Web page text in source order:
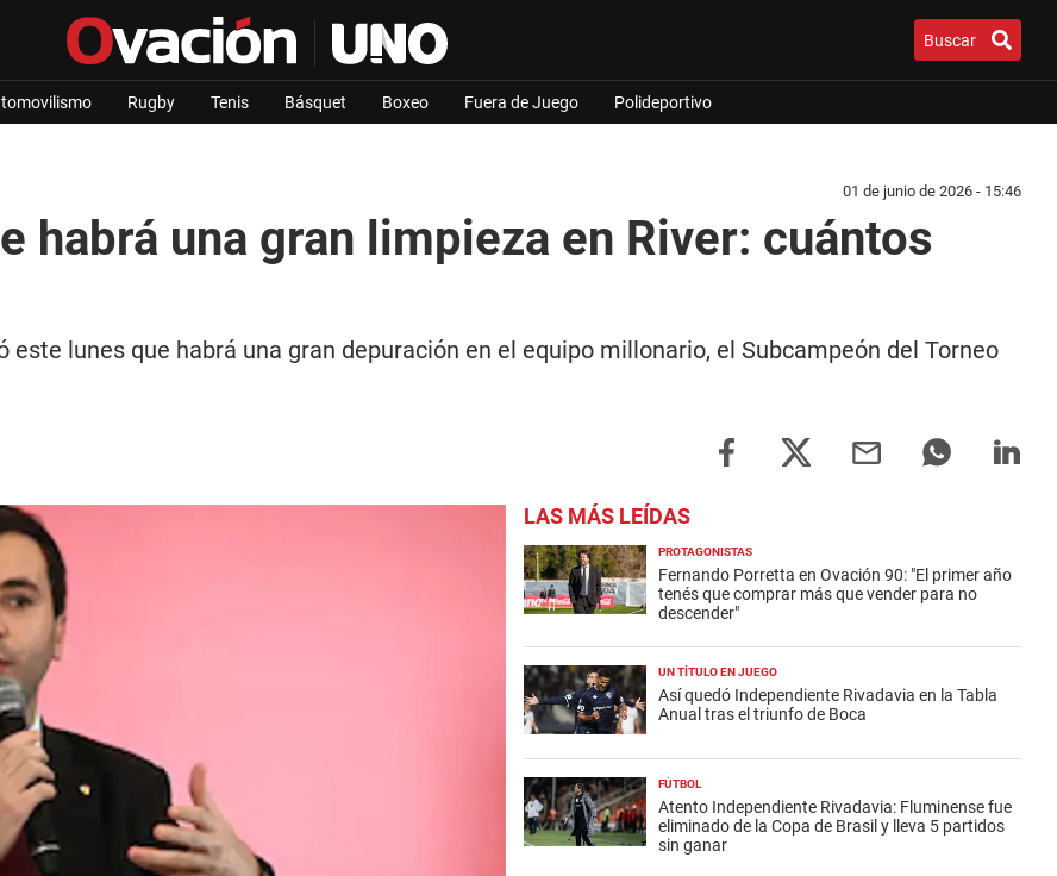
Buscar
Rugby Tenis Básquet Boxeo Fuera de Juego Polideportivo
01 de junio de 2026 - 15:46
habrá una gran limpieza en River: cuántos
este lunes que habrá una gran depuración en el equipo millonario, el Subcampeón del Torneo
LAS MÁS LEÍDAS
PROTAGONISTAS
Fernando Porretta en Ovación 90: "El primer año
tenés que comprar más que vender para no
descender"
UN TÍTULO EN JUEGO
Así quedó Independiente Rivadavia en la Tabla
Anual tras el triunfo de Boca
FÚTBOL
Atento Independiente Rivadavia: Fluminense fue
eliminado de la Copa de Brasil y lleva 5 partidos
sin ganar